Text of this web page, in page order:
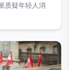
质疑年轻人消